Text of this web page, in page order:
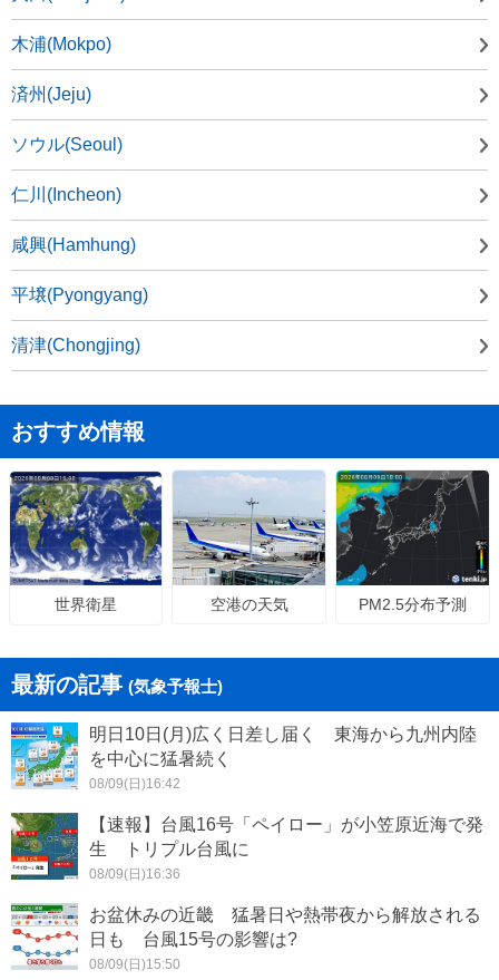
木浦(Mokpo)
済州(Jeju)
ソウル(Seoul)
仁川(Incheon)
咸興(Hamhung)
平壌(Pyongyang)
清津(Chongjing)
おすすめ情報
世界衛星 空港の天気 PM2.5分布予測
最新の記事 (気象予報士)
明日10日(月)広く日差し届く 東海から九州内陸
を中心に猛暑続く
08/09(日)16:42
【速報】台風16号「ペイロー」が小笠原近海で発
生 トリプル台風に
08/09(日)16:36
お盆休みの近畿 猛暑日や熱帯夜から解放される
日も 台風15号の影響は?
08/09(日)15:50